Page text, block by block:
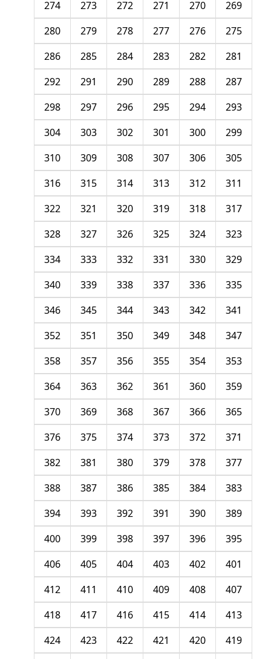
269
270
271
272
273
274
275
276
277
278
279
280
281
282
283
284
285
286
287
288
289
290
291
292
293
294
295
296
297
298
299
300
301
302
303
304
305
306
307
308
309
310
311
312
313
314
315
316
317
318
319
320
321
322
323
324
325
326
327
328
329
330
331
332
333
334
335
336
337
338
339
340
341
342
343
344
345
346
347
348
349
350
351
352
353
354
355
356
357
358
359
360
361
362
363
364
365
366
367
368
369
370
371
372
373
374
375
376
377
378
379
380
381
382
383
384
385
386
387
388
389
390
391
392
393
394
395
396
397
398
399
400
401
402
403
404
405
406
407
408
409
410
411
412
413
414
415
416
417
418
419
420
421
422
423
424